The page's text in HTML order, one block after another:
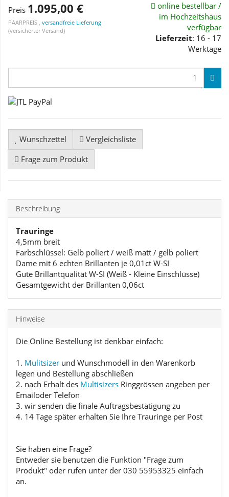
Preis 1.095,00 €
PAARPREIS , versandfreie Lieferung
(versicherter Versand)
online bestellbar /
im Hochzeitshaus
verfügbar
Lieferzeit: 16 - 17
Werktage
Wunschzettel
Vergleichsliste
Frage zum Produkt
Beschreibung
Trauringe
4,5mm breit
Farbschlüssel: Gelb poliert / weiß matt / gelb poliert
Dame mit 6 echten Brillanten je 0,01ct W-SI
Gute Brillantqualität W-SI (Weiß - Kleine Einschlüsse)
Gesamtgewicht der Brillanten 0,06ct
Hinweise
Die Online Bestellung ist denkbar einfach:
1. Mulitsizer und Wunschmodell in den Warenkorb
legen und Bestellung abschließen
2. nach Erhalt des Multisizers Ringgrössen angeben per
Emailoder Telefon
3. wir senden die finale Auftragsbestätigung zu
4. 14 Tage später erhalten Sie Ihre Trauringe per Post
Sie haben eine Frage?
Entweder sie benutzen die Funktion "Frage zum
Produkt" oder rufen unter der 030 55953325 einfach
an.